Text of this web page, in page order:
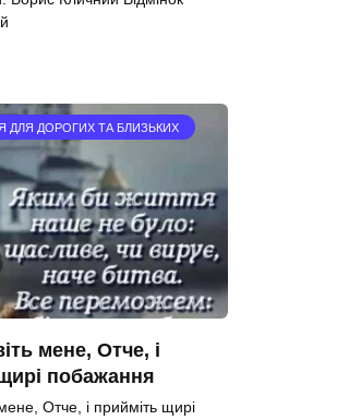
ДЛЯ ДОРОГИХ ТА БЛИЗЬКИХ
мене, Отче, і
побажання
Отче, і прийміть щирі